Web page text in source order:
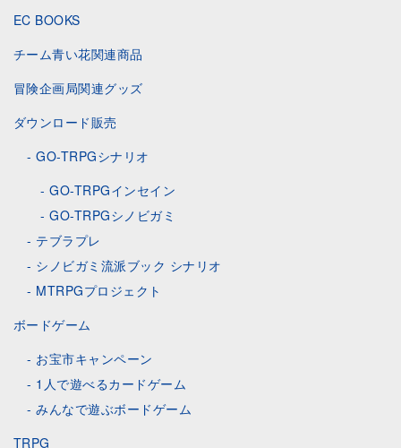
EC BOOKS
チーム青い花関連商品
冒険企画局関連グッズ
ダウンロード販売
GO-TRPGシナリオ
GO-TRPGインセイン
GO-TRPGシノビガミ
テブラプレ
シノビガミ流派ブック シナリオ
MTRPGプロジェクト
ボードゲーム
お宝市キャンペーン
1人で遊べるカードゲーム
みんなで遊ぶボードゲーム
TRPG